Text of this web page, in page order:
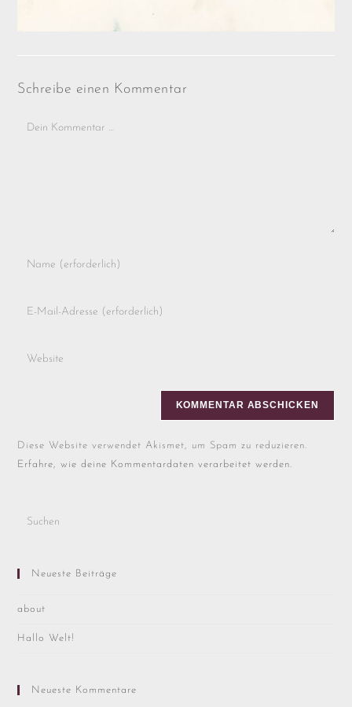
Schreibe einen Kommentar
Diese Website verwendet Akismet, um Spam zu reduzieren.
Erfahre, wie deine Kommentardaten verarbeitet werden.
Neueste Beiträge
about
Hallo Welt!
Neueste Kommentare